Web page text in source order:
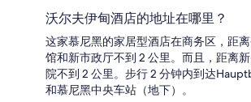
沃尔夫伊甸酒店的地址在哪里？
这家慕尼黑的家居型酒店在商务区，距
馆和新市政厅不到 2 公里。而且，距离
院不到 2 公里。步行 2 分钟内到达
和慕尼黑中央车站（地下）。